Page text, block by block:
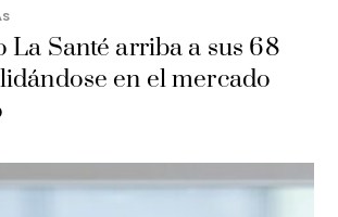
La Santé arriba a sus 68
en el mercado